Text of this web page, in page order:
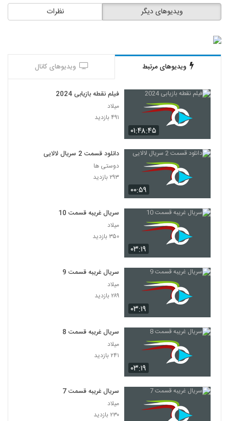
نظرات ویدیوهای دیگر
ویدیوهای مرتبط ویدیوهای کانال
۰۱:۴۸:۴۵
فیلم نقطه بازیابی 2024
میلاد
۴۹۱ بازدید
۰۰:۵۹
دانلود قسمت 2 سریال لالایی
دوستی ها
۲۹۳ بازدید
۰۳:۱۹
سریال غریبه قسمت 10
میلاد
۳۵۰ بازدید
۰۳:۱۹
سریال غریبه قسمت 9
میلاد
۲۸۹ بازدید
۰۳:۱۹
سریال غریبه قسمت 8
میلاد
۲۴۱ بازدید
سریال غریبه قسمت 7
میلاد
۲۳۰ بازدید